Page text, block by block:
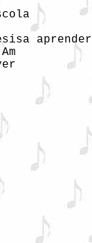
aprender